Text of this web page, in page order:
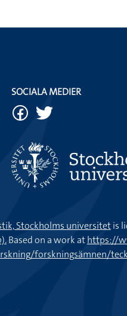
SOCIALA MEDIER
Stockholms universitetis
Based on a work athttps://
forskningsämnen/